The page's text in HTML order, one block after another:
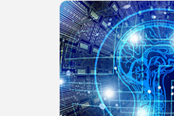
€ 195,00
vanaf 21
sep
Op locatie of online